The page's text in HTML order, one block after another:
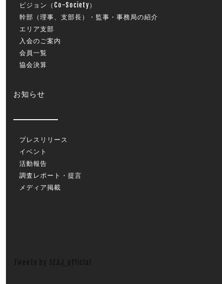
ビジョン（Co-Society）
幹部（理事、支部長）・監事・事務局の紹介
エリア支部
入会のご案内
会員一覧
協会決算
お知らせ
プレスリリース
イベント
活動報告
調査レポート・提言
メディア掲載